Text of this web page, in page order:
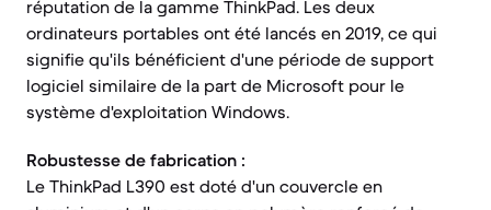
réputation de la gamme ThinkPad. Les deux
ordinateurs portables ont été lancés en 2019, ce qui
signifie qu'ils bénéficient d'une période de support
logiciel similaire de la part de Microsoft pour le
système d'exploitation Windows.
Robustesse de fabrication :
Le ThinkPad L390 est doté d'un couvercle en